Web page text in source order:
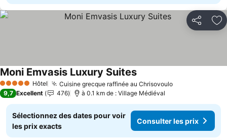
Partager
5 Étoiles Hôtel Cuisine grecque raffinée au ChrisovouloConsulter les
Moni Emvasis Luxury SuitesConsulter les prix
9,7 Excellent 476 à 0.1 km de : Village Médiéval
Sélectionnez des dates pour voir
les prix exacts
Consulter les prix